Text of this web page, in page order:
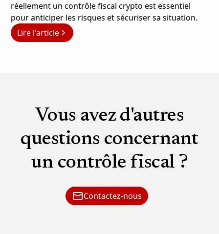
réellement un contrôle fiscal crypto est essentiel
pour anticiper les risques et sécuriser sa situation.
Lire l'article
Vous avez d'autres
questions concernant
un contrôle fiscal ?
Contactez-nous